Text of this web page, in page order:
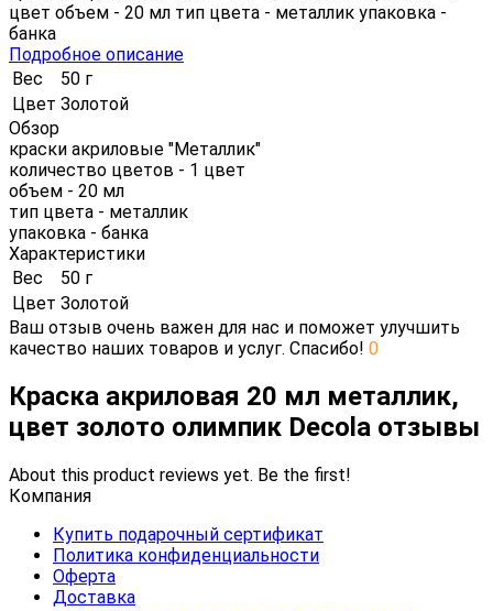
цвет объем - 20 мл тип цвета - металлик упаковка -
банка
Подробное описание
Вес
50 г
Цвет Золотой
Обзор
краски акриловые "Металлик"
количество цветов - 1 цвет
объем - 20 мл
тип цвета - металлик
упаковка - банка
Характеристики
Вес
50 г
Цвет Золотой
Ваш отзыв очень важен для нас и поможет улучшить
качество наших товаров и услуг. Спасибо! 0
Краска акриловая 20 мл металлик,
цвет золото олимпик Decola отзывы
About this product reviews yet. Be the first!
Компания
Купить подарочный сертификат
Политика конфиденциальности
Оферта
Доставка